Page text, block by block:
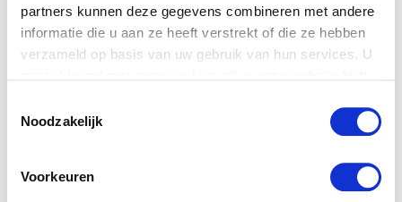
partners kunnen deze gegevens combineren met andere
informatie die u aan ze heeft verstrekt of die ze hebben
verzameld op basis van uw gebruik van hun services. U
Noodzakelijk
Voorkeuren